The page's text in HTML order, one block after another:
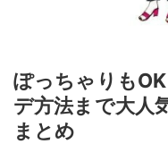
ぽっちゃりも
デ方法まで大人
まとめ